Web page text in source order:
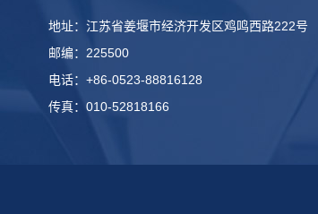
地址：江苏省姜堰市经济开发区鸡鸣西路222号
邮编：225500
电话：+86-0523-88816128
传真：010-52818166